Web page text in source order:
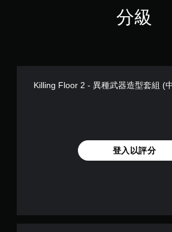
分級
Killing Floor 2 - 異種武器造型套組 (
登入以評分